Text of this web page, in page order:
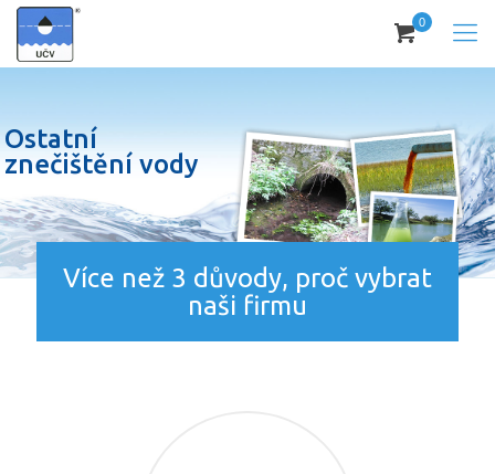
0
Ostatní
znečištění vody
Více než 3 důvody, proč vybrat
naši firmu